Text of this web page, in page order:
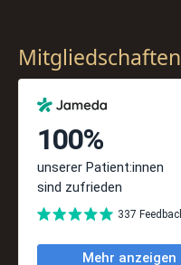
Mitgliedschaften